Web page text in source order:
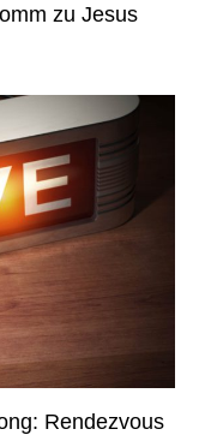
zu Jesus
Rendezvous